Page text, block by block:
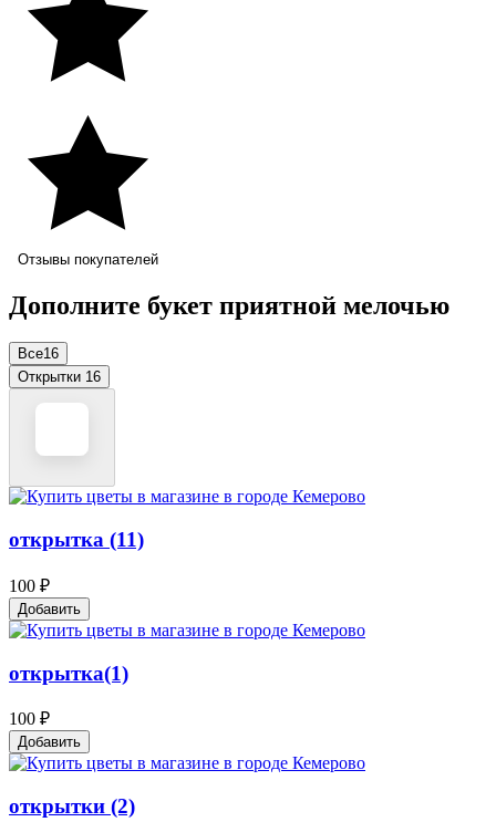
Отзывы покупателей
Дополните букет приятной мелочью
Все16
Открытки 16
открытка (11)
100 ₽
Добавить
открытка(1)
100 ₽
Добавить
открытки (2)